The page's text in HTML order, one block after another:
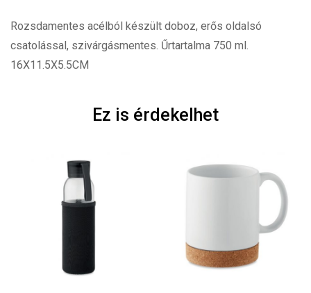
Rozsdamentes acélból készült doboz, erős oldalsó
csatolással, szivárgásmentes. Űrtartalma 750 ml.
16X11.5X5.5CM
Ez is érdekelhet